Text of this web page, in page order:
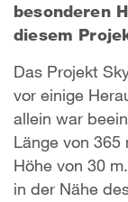
besonderen
diesem
Das Projekt
vor einige
allein war
Länge von 365
Höhe von 30
in der Nähe